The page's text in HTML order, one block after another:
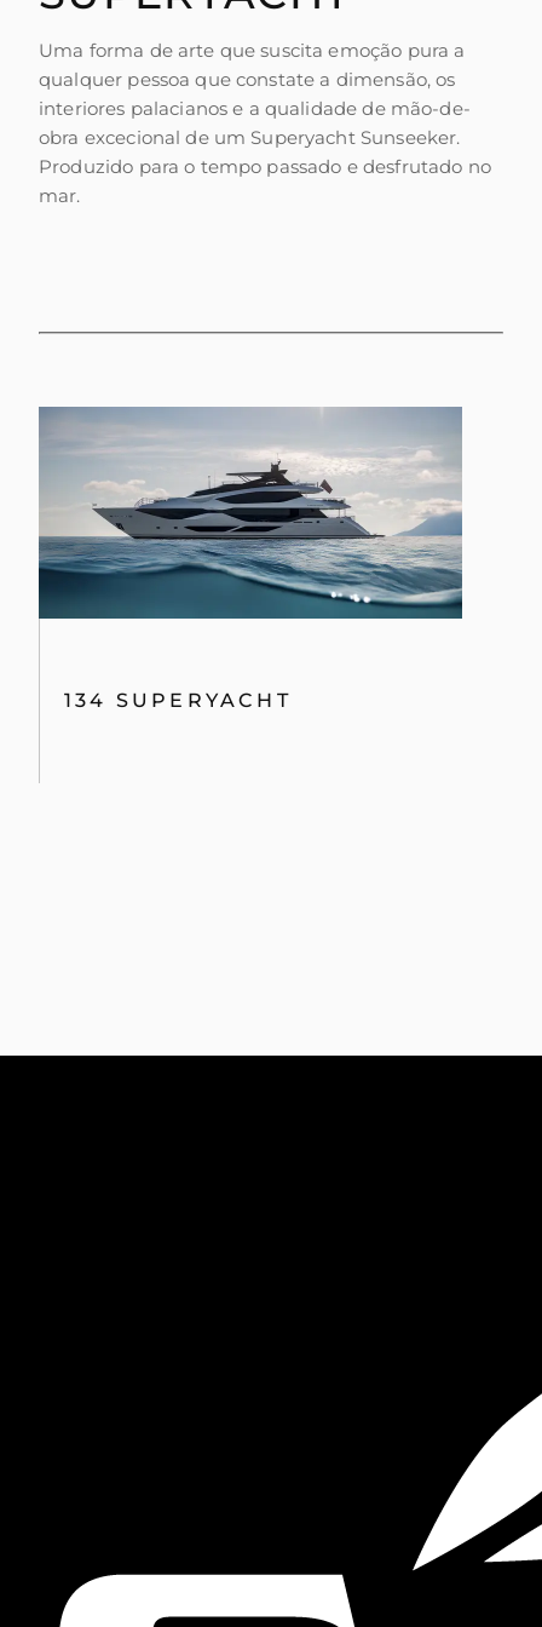
Uma forma de arte que suscita emoção pura a
qualquer pessoa que constate a dimensão, os
interiores palacianos e a qualidade de mão-de-
obra excecional de um Superyacht Sunseeker.
Produzido para o tempo passado e desfrutado no
mar.
134 SUPERYACHT